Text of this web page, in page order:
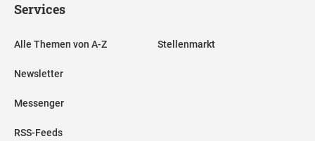
Services
Alle Themen von A-Z
Newsletter
Messenger
RSS-Feeds
Stellenmarkt